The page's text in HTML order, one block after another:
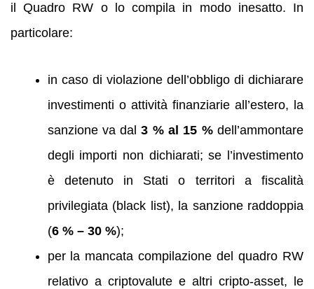
il Quadro RW o lo compila in modo inesatto. In
particolare:
in caso di violazione dell’obbligo di dichiarare
investimenti o attività finanziarie all’estero, la
sanzione va dal3 % al 15 %dell’ammontare
degli importi non dichiarati; se l’investimento
è detenuto in Stati o territori a fiscalità
privilegiata (black list), la sanzione raddoppia
(6 % – 30 %);
per la mancata compilazione del quadro RW
relativo a criptovalute e altri cripto‑asset, le